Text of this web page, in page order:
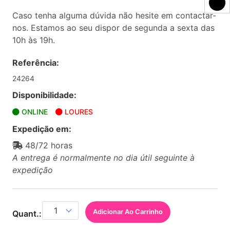
Caso tenha alguma dúvida não hesite em contactar-
nos. Estamos ao seu dispor de segunda a sexta das
10h às 19h.
Referência:
24264
Disponibilidade:
ONLINE LOURES
Expedição em:
48/72 horas
A entrega é normalmente no dia útil seguinte à
expedição
Quant.: Adicionar Ao Carrinho